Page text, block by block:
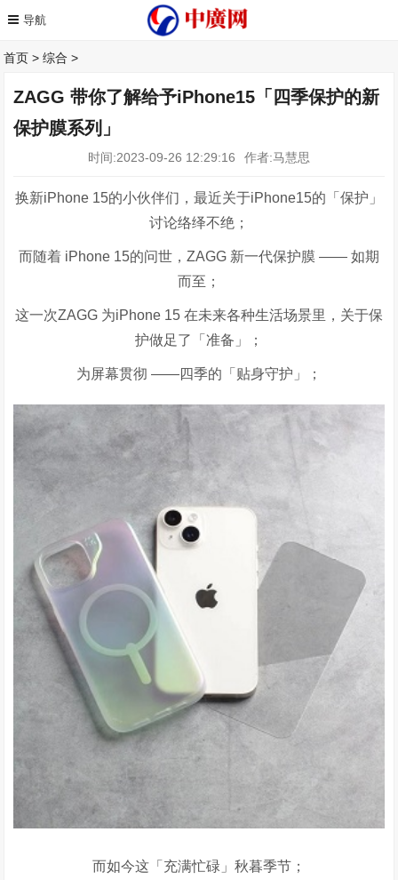
首页 >综合 >
ZAGG 带你了解给予iPhone15「四季保护的新
保护膜系列」
时间:2023-09-26 12:29:16 作者:马慧思
换新iPhone 15的小伙伴们，最近关于iPhone15的「保护」
讨论络绎不绝；
而随着iPhone 15的问世， ZAGG 新一代保护膜 —— 如期
而至；
这一次ZAGG 为iPhone 15 在未来各种生活场景里，关于保
护做足了「准备」；
为屏幕贯彻 ——四季的「贴身守护」；
而如今这「充满忙碌」秋暮季节；